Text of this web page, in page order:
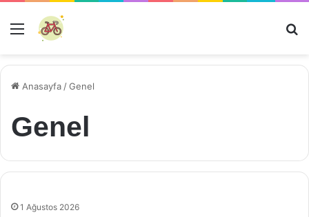
Menü
Anasayfa /Genel
Genel
1 Ağustos 2026